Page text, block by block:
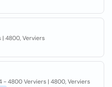
| 4800, Verviers
- 4800 Verviers | 4800, Verviers